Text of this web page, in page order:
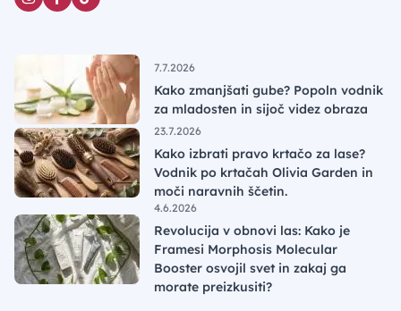
7.7.2026
Kako zmanjšati gube? Popoln vodnik
za mladosten in sijoč videz obraza
23.7.2026
Kako izbrati pravo krtačo za lase?
Vodnik po krtačah Olivia Garden in
moči naravnih ščetin.
4.6.2026
Revolucija v obnovi las: Kako je
Framesi Morphosis Molecular
Booster osvojil svet in zakaj ga
morate preizkusiti?